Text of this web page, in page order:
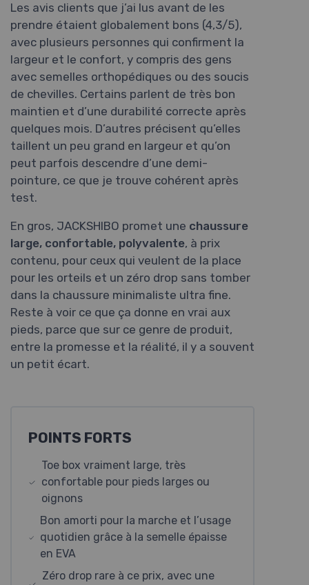
Les avis clients que j’ai lus avant de les
prendre étaient globalement bons (4,3/5),
avec plusieurs personnes qui confirment la
largeur et le confort, y compris des gens
avec semelles orthopédiques ou des soucis
de chevilles. Certains parlent de très bon
maintien et d’une durabilité correcte après
quelques mois. D’autres précisent qu’elles
taillent un peu grand en largeur et qu’on
peut parfois descendre d’une demi-
pointure, ce que je trouve cohérent après
test.
En gros, JACKSHIBO promet une chaussure
large, confortable, polyvalente, à prix
contenu, pour ceux qui veulent de la place
pour les orteils et un zéro drop sans tomber
dans la chaussure minimaliste ultra fine.
Reste à voir ce que ça donne en vrai aux
pieds, parce que sur ce genre de produit,
entre la promesse et la réalité, il y a souvent
un petit écart.
POINTS FORTS
Toe box vraiment large, très
confortable pour pieds larges ou
oignons
Bon amorti pour la marche et l’usage
quotidien grâce à la semelle épaisse
en EVA
Zéro drop rare à ce prix, avec une